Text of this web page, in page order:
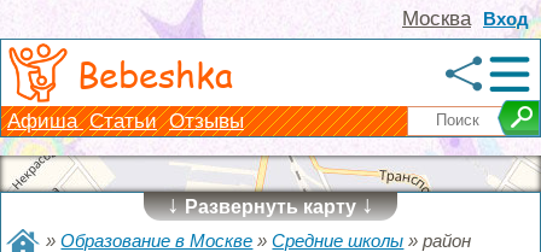
Вход
Москва
Bebeshka
Афиша Статьи Отзывы
↓Развернуть карту↓
»Образование в Москве »Средние школы »район